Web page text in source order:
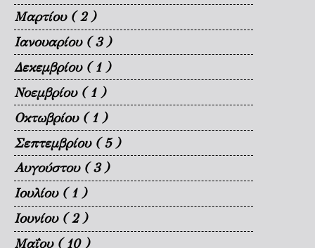
Μαρτίου ( 2 )
Ιανουαρίου ( 3 )
Δεκεμβρίου ( 1 )
Νοεμβρίου ( 1 )
Οκτωβρίου ( 1 )
Σεπτεμβρίου ( 5 )
Αυγούστου ( 3 )
Ιουλίου ( 1 )
Ιουνίου ( 2 )
Μαΐου ( 10 )